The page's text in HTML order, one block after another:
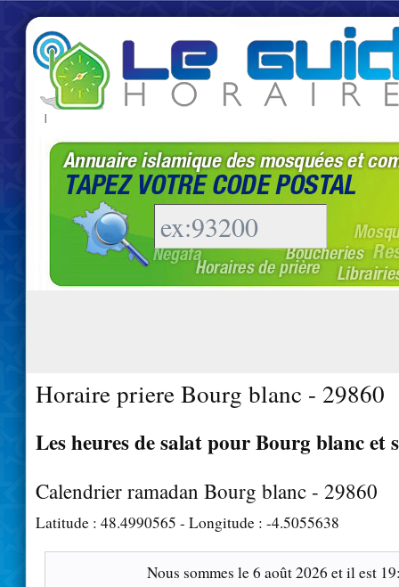
|
Horaire priere Bourg blanc - 29860
Les heures de salat pour Bourg blanc et
Calendrier ramadan Bourg blanc - 29860
Latitude : 48.4990565 - Longitude : -4.5055638
Nous sommes le6 août 2026 et il est